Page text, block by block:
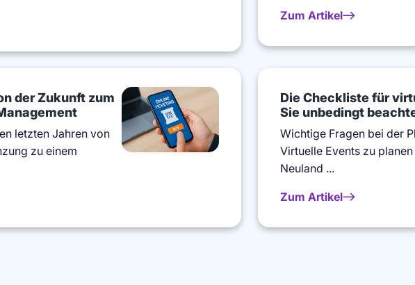
Zum Artikel
der Zukunft zum
letzten Jahren von
zu einem
Die Checkliste für
Sie unbedingt
Wichtige Fragen bei der
Virtuelle Events zu
Neuland ...
Zum Artikel